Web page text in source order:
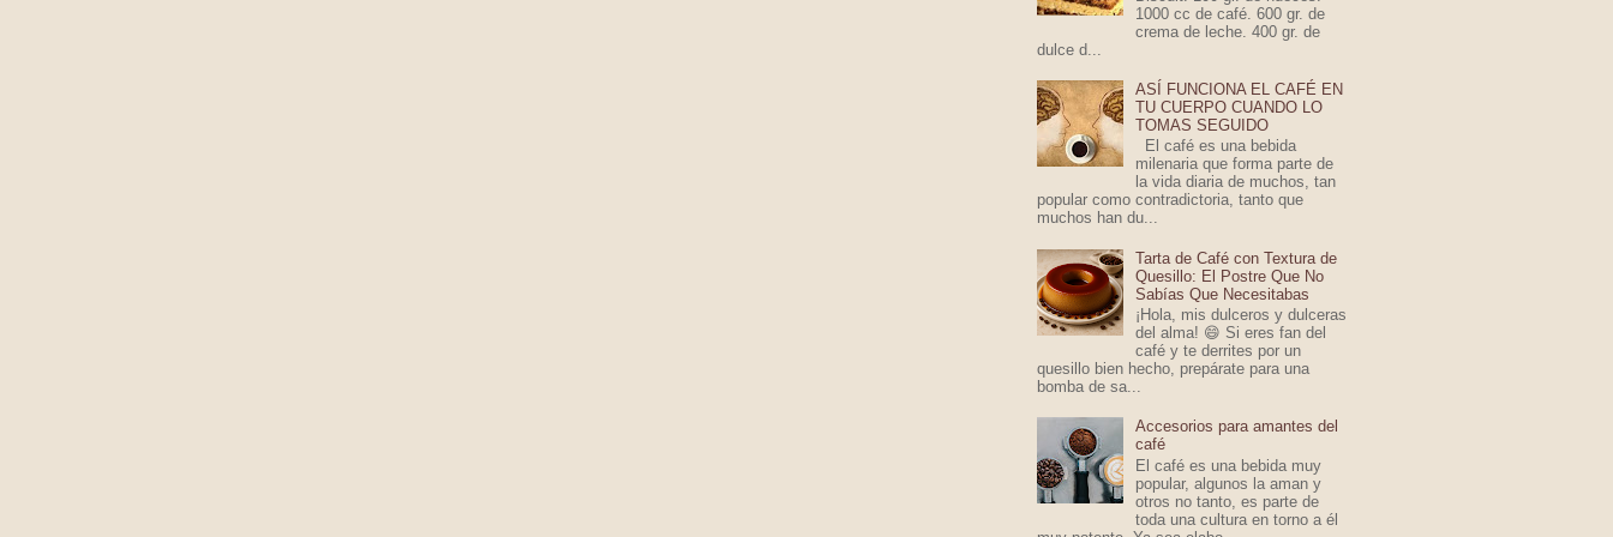
1000 cc de café. 600 gr. de
crema de leche. 400 gr. de
dulce d...
ASÍ FUNCIONA EL CAFÉ EN
TU CUERPO CUANDO LO
TOMAS SEGUIDO
El café es una bebida
milenaria que forma parte de
la vida diaria de muchos, tan
popular como contradictoria, tanto que
muchos han du...
Tarta de Café con Textura de
Quesillo: El Postre Que No
Sabías Que Necesitabas
¡Hola, mis dulceros y dulceras
del alma! 😄 Si eres fan del
café y te derrites por un
quesillo bien hecho, prepárate para una
bomba de sa...
Accesorios para amantes del
café
El café es una bebida muy
popular, algunos la aman y
otros no tanto, es parte de
toda una cultura en torno a él